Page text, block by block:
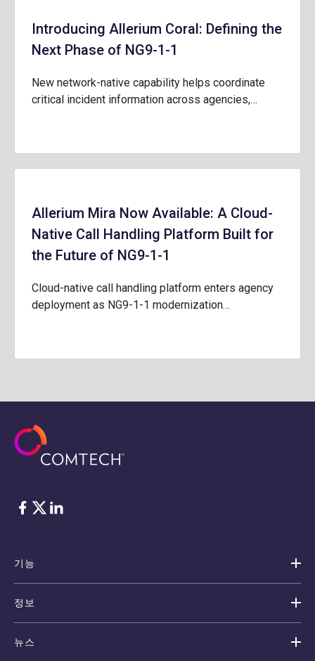
Introducing Allerium Coral: Defining the
Next Phase of NG9-1-1
New network-native capability helps coordinate
critical incident information across agencies,…
Allerium Mira Now Available: A Cloud-
Native Call Handling Platform Built for
the Future of NG9-1-1
Cloud-native call handling platform enters agency
deployment as NG9-1-1 modernization…
Facebook
Twitter
LinkedIn
기능
정보
뉴스